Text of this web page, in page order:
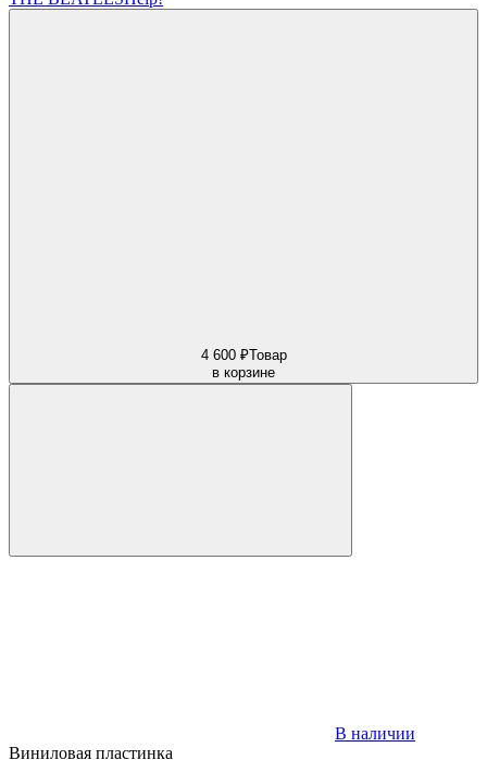
4 600 ₽Товар
в корзине
В наличии
Виниловая пластинка